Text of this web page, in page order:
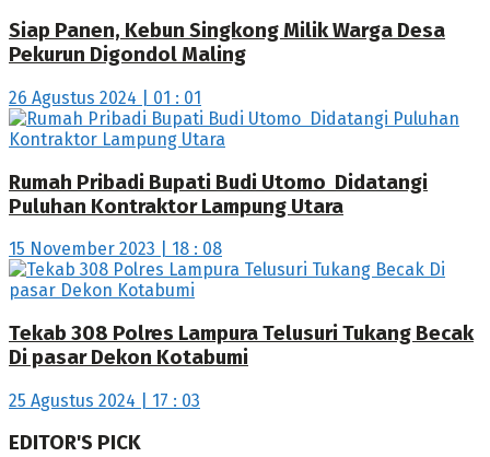
Siap Panen, Kebun Singkong Milik Warga Desa
Pekurun Digondol Maling
26 Agustus 2024 | 01 : 01
Rumah Pribadi Bupati Budi Utomo Didatangi
Puluhan Kontraktor Lampung Utara
15 November 2023 | 18 : 08
Tekab 308 Polres Lampura Telusuri Tukang Becak
Di pasar Dekon Kotabumi
25 Agustus 2024 | 17 : 03
EDITOR'S PICK